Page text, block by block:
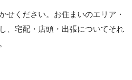
せください。お住まいのエリア・
、宅配・店頭・出張についてそれ